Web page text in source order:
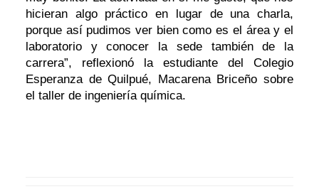
hicieran algo práctico en lugar de una charla,
porque así pudimos ver bien como es el área y el
laboratorio y conocer la sede también de la
carrera”, reflexionó la estudiante del Colegio
Esperanza de Quilpué, Macarena Briceño sobre
el taller de ingeniería química.